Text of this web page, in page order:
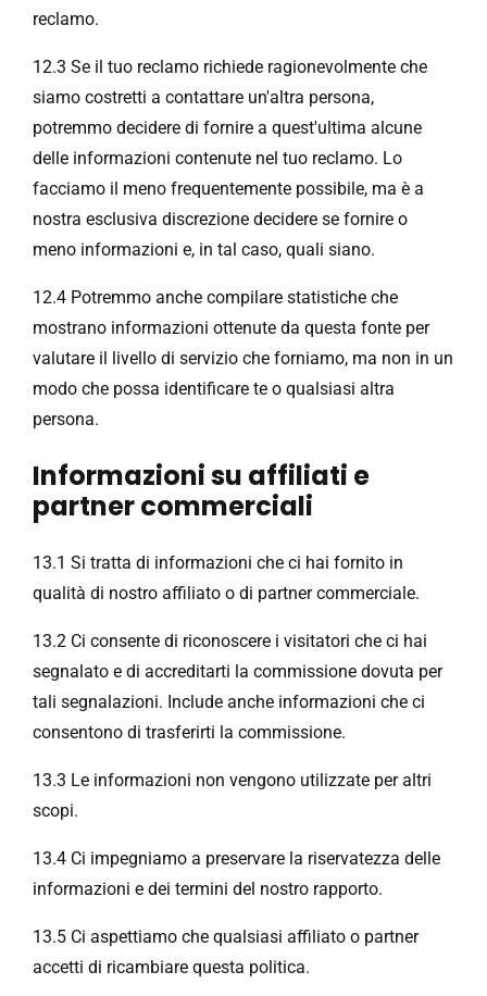
reclamo.
12.3 Se il tuo reclamo richiede ragionevolmente che
siamo costretti a contattare un'altra persona,
potremmo decidere di fornire a quest'ultima alcune
delle informazioni contenute nel tuo reclamo. Lo
facciamo il meno frequentemente possibile, ma è a
nostra esclusiva discrezione decidere se fornire o
meno informazioni e, in tal caso, quali siano.
12.4 Potremmo anche compilare statistiche che
mostrano informazioni ottenute da questa fonte per
valutare il livello di servizio che forniamo, ma non in un
modo che possa identificare te o qualsiasi altra
persona.
Informazioni su affiliati e
partner commerciali
13.1 Si tratta di informazioni che ci hai fornito in
qualità di nostro affiliato o di partner commerciale.
13.2 Ci consente di riconoscere i visitatori che ci hai
segnalato e di accreditarti la commissione dovuta per
tali segnalazioni. Include anche informazioni che ci
consentono di trasferirti la commissione.
13.3 Le informazioni non vengono utilizzate per altri
scopi.
13.4 Ci impegniamo a preservare la riservatezza delle
informazioni e dei termini del nostro rapporto.
13.5 Ci aspettiamo che qualsiasi affiliato o partner
accetti di ricambiare questa politica.